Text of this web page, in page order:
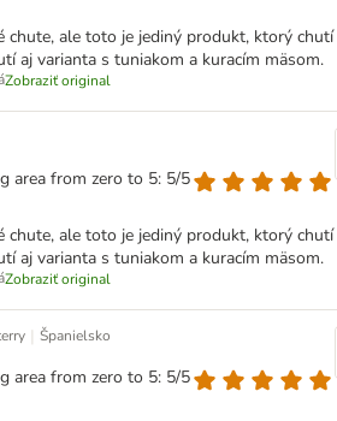
chute, ale toto je jediný produkt, ktorý chutí
aj varianta s tuniakom a kuracím mäsom.
Zobraziť original
area from zero to 5: 5/5
chute, ale toto je jediný produkt, ktorý chutí
aj varianta s tuniakom a kuracím mäsom.
Zobraziť original
| Španielsko
area from zero to 5: 5/5